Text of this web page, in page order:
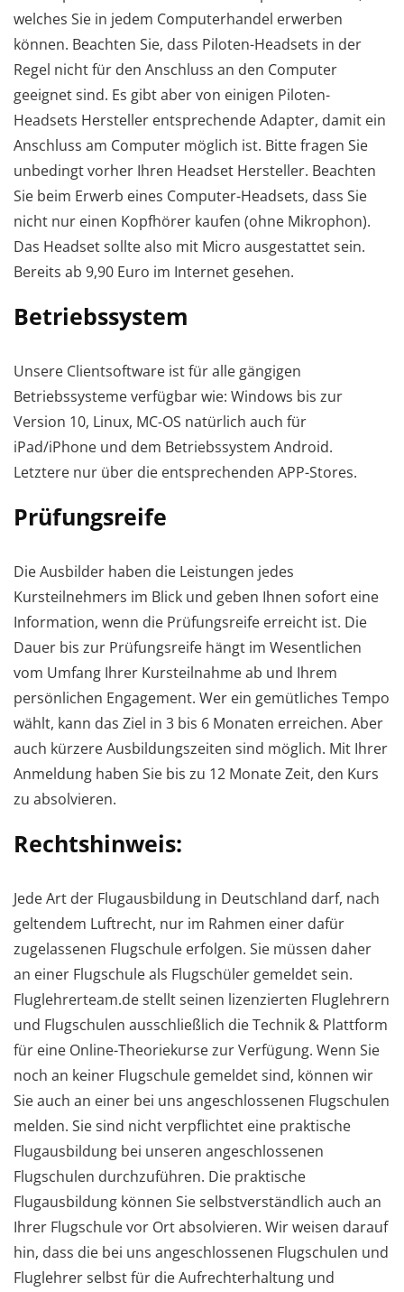
welches Sie in jedem Computerhandel erwerben
können. Beachten Sie, dass Piloten-Headsets in der
Regel nicht für den Anschluss an den Computer
geeignet sind. Es gibt aber von einigen Piloten-
Headsets Hersteller entsprechende Adapter, damit ein
Anschluss am Computer möglich ist. Bitte fragen Sie
unbedingt vorher Ihren Headset Hersteller. Beachten
Sie beim Erwerb eines Computer-Headsets, dass Sie
nicht nur einen Kopfhörer kaufen (ohne Mikrophon).
Das Headset sollte also mit Micro ausgestattet sein.
Bereits ab 9,90 Euro im Internet gesehen.
Betriebssystem
Unsere Clientsoftware ist für alle gängigen
Betriebssysteme verfügbar wie: Windows bis zur
Version 10, Linux, MC-OS natürlich auch für
iPad/iPhone und dem Betriebssystem Android.
Letztere nur über die entsprechenden APP-Stores.
Prüfungsreife
Die Ausbilder haben die Leistungen jedes
Kursteilnehmers im Blick und geben Ihnen sofort eine
Information, wenn die Prüfungsreife erreicht ist. Die
Dauer bis zur Prüfungsreife hängt im Wesentlichen
vom Umfang Ihrer Kursteilnahme ab und Ihrem
persönlichen Engagement. Wer ein gemütliches Tempo
wählt, kann das Ziel in 3 bis 6 Monaten erreichen. Aber
auch kürzere Ausbildungszeiten sind möglich. Mit Ihrer
Anmeldung haben Sie bis zu 12 Monate Zeit, den Kurs
zu absolvieren.
Rechtshinweis:
Jede Art der Flugausbildung in Deutschland darf, nach
geltendem Luftrecht, nur im Rahmen einer dafür
zugelassenen Flugschule erfolgen. Sie müssen daher
an einer Flugschule als Flugschüler gemeldet sein.
Fluglehrerteam.de stellt seinen lizenzierten Fluglehrern
und Flugschulen ausschließlich die Technik & Plattform
für eine Online-Theoriekurse zur Verfügung. Wenn Sie
noch an keiner Flugschule gemeldet sind, können wir
Sie auch an einer bei uns angeschlossenen Flugschulen
melden. Sie sind nicht verpflichtet eine praktische
Flugausbildung bei unseren angeschlossenen
Flugschulen durchzuführen. Die praktische
Flugausbildung können Sie selbstverständlich auch an
Ihrer Flugschule vor Ort absolvieren. Wir weisen darauf
hin, dass die bei uns angeschlossenen Flugschulen und
Fluglehrer selbst für die Aufrechterhaltung und